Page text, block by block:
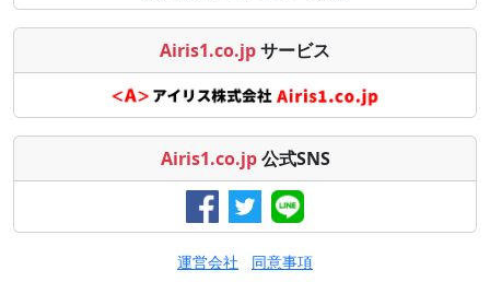
Airis1.co.jpサービス
Airis1.co.jp 公式SNS
運営会社 同意事項